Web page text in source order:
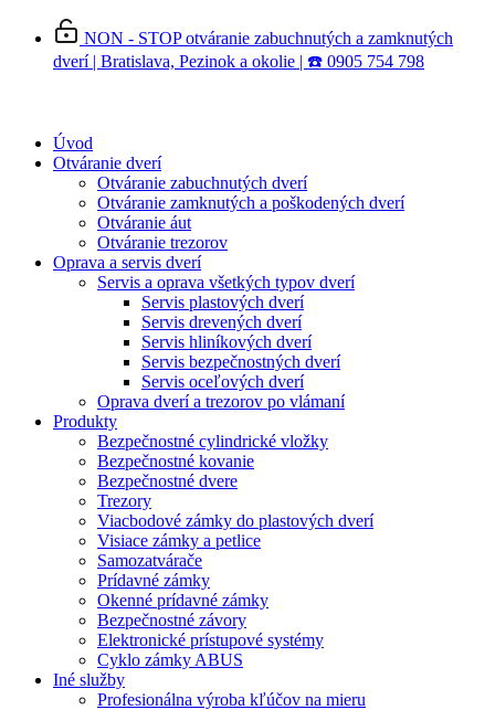
Preskočiť
NON - STOP otváranie zabuchnutých a zamknutých
dverí | Bratislava, Pezinok a okolie | ☎️ 0905 754 798
Úvod
Otváranie dverí
Otváranie zabuchnutých dverí
Otváranie zamknutých a poškodených dverí
Otváranie áut
Otváranie trezorov
Oprava a servis dverí
Servis a oprava všetkých typov dverí
Servis plastových dverí
Servis drevených dverí
Servis hliníkových dverí
Servis bezpečnostných dverí
Servis oceľových dverí
Oprava dverí a trezorov po vlámaní
Produkty
Bezpečnostné cylindrické vložky
Bezpečnostné kovanie
Bezpečnostné dvere
Trezory
Viacbodové zámky do plastových dverí
Visiace zámky a petlice
Samozatvárače
Prídavné zámky
Okenné prídavné zámky
Bezpečnostné závory
Elektronické prístupové systémy
Cyklo zámky ABUS
Iné služby
Profesionálna výroba kľúčov na mieru